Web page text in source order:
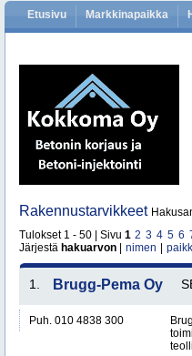
Etusivu Markkinapaikka
Rakennustarvikkeet
Tulokset 1 - 50 | Sivu 1 2 3 4 5 6
Järjestä hakuarvon nimen
1. Brugg-Pema Oy
Puh. 010 4838 300